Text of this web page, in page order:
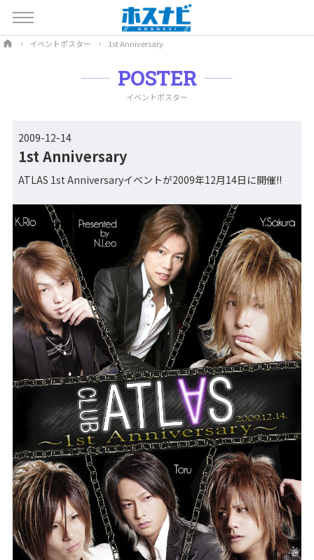
イベントポスター 1st Anniversary
POSTER
イベントポスター
2009-12-14
1st Anniversary
ATLAS 1st Anniversaryイベントが2009年12月14日に開催!!